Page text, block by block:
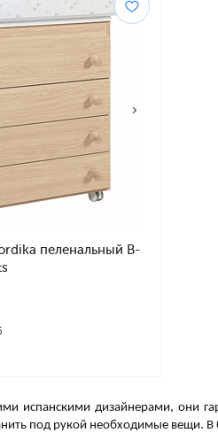
пеленальный B-
дизайнерами, они
под рукой необходимые вещи.